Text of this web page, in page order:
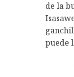
de la
puede